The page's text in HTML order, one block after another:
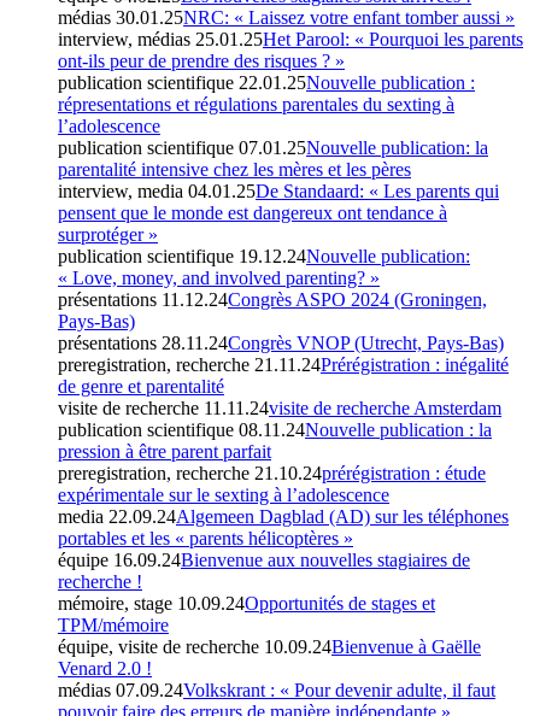
médias 30.01.25NRC: « Laissez votre enfant tomber aussi »
interview, médias 25.01.25Het Parool: « Pourquoi les parents
ont-ils peur de prendre des risques ? »
publication scientifique 22.01.25Nouvelle publication :
répresentations et régulations parentales du sexting à
l’adolescence
publication scientifique 07.01.25Nouvelle publication: la
parentalité intensive chez les mères et les pères
interview, media 04.01.25De Standaard: « Les parents qui
pensent que le monde est dangereux ont tendance à
surprotéger »
publication scientifique 19.12.24Nouvelle publication:
« Love, money, and involved parenting? »
présentations 11.12.24Congrès ASPO 2024 (Groningen,
Pays-Bas)
présentations 28.11.24Congrès VNOP (Utrecht, Pays-Bas)
preregistration, recherche 21.11.24Prérégistration : inégalité
de genre et parentalité
visite de recherche 11.11.24visite de recherche Amsterdam
publication scientifique 08.11.24Nouvelle publication : la
pression à être parent parfait
preregistration, recherche 21.10.24prérégistration : étude
expérimentale sur le sexting à l’adolescence
media 22.09.24Algemeen Dagblad (AD) sur les téléphones
portables et les « parents hélicoptères »
équipe 16.09.24Bienvenue aux nouvelles stagiaires de
recherche !
mémoire, stage 10.09.24Opportunités de stages et
TPM/mémoire
équipe, visite de recherche 10.09.24Bienvenue à Gaëlle
Venard 2.0 !
médias 07.09.24Volkskrant : « Pour devenir adulte, il faut
pouvoir faire des erreurs de manière indépendante »